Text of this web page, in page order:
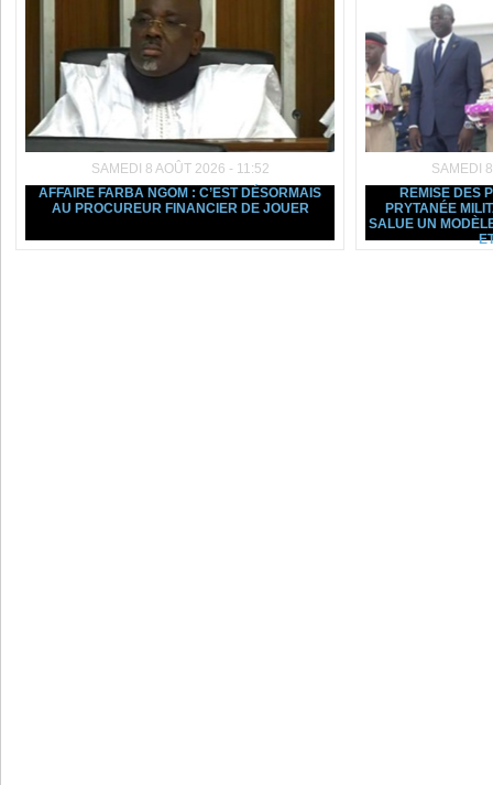
SAMEDI 8 AOÛT 2026 - 11:52
AFFAIRE FARBA NGOM : C’EST DÉSORMAIS
AU PROCUREUR FINANCIER DE JOUER
SAMEDI
REMISE DES
PRYTANÉE
SALUE UN